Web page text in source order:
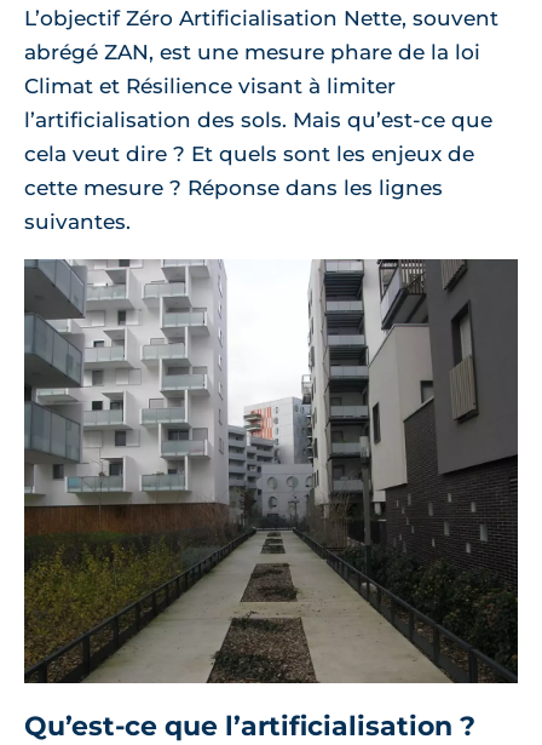
L’objectif Zéro Artificialisation Nette, souvent
abrégé ZAN, est une mesure phare de la loi
Climat et Résilience visant à limiter
l’artificialisation des sols. Mais qu’est-ce que
cela veut dire ? Et quels sont les enjeux de
cette mesure ? Réponse dans les lignes
suivantes.
Qu’est-ce que l’artificialisation ?